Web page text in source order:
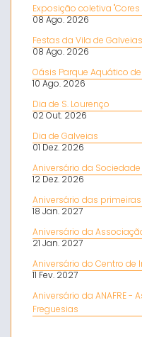
Exposição coletiva
08 Ago. 2026
Festas da Vila de Galveias
08 Ago. 2026
Oásis Parque Aquático
10 Ago. 2026
Dia de S. Lourenço
02 Out. 2026
Dia de Galveias
01 Dez. 2026
Aniversário da
12 Dez. 2026
Aniversário das
18 Jan. 2027
Aniversário da
21 Jan. 2027
Aniversário do Centro de
11 Fev. 2027
Aniversário da ANAFRE -
Freguesias